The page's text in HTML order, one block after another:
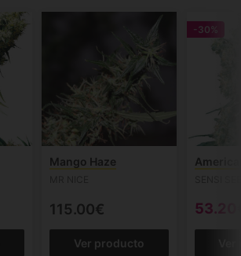
Mango Haze
115.00€
Ver producto
-30%